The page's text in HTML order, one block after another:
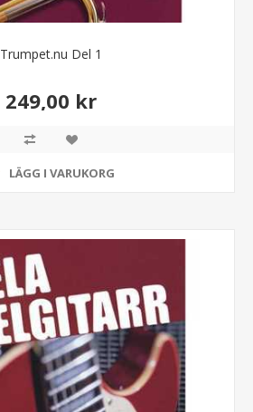
Trumpet.nu Del 1
249,00 kr
LÄGG I VARUKORG